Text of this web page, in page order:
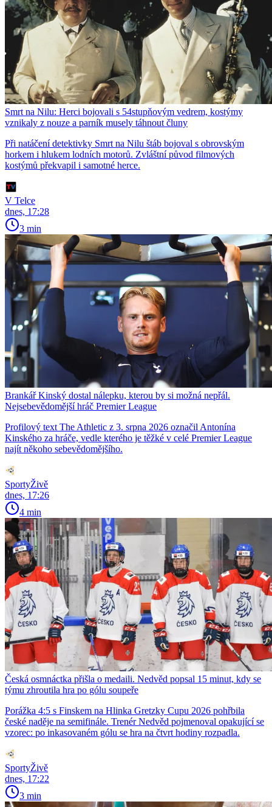
Smrt na Nilu: Herci bojovali s 54stupňovým vedrem, kostýmy
vznikaly z nouze a parník musely táhnout čluny
Při natáčení detektivky Smrt na Nilu štáb bojoval s obrovským
horkem i hlukem lodních motorů. Zvláštní původ filmových
kostýmů překvapil i samotné herce.
V Telce
dnes, 17:28
3 min
Brankář Kinský dostal nálepku, kterou by si možná nepřál.
Nejsebevědomější hráč Premier League
Profilový text The Athletic z 3. srpna 2026 označil Antonína
Kinského za hráče, vedle kterého je těžké v celé Premier League
najít někoho sebevědomějšího.
SportyŽivě
dnes, 17:26
4 min
Česká osmnáctka přišla o medaili. Nedvěd popsal 15 minut, kdy se
týmu zhroutila hra po gólu soupeře
Porážka 4:5 s Finskem na Hlinka Gretzky Cupu 2026 pohřbila
české naděje na semifinále. Trenér Nedvěd pojmenoval opakující se
vzorec: po inkasovaném gólu se hra na čtvrt hodiny rozpadla.
SportyŽivě
dnes, 17:22
3 min